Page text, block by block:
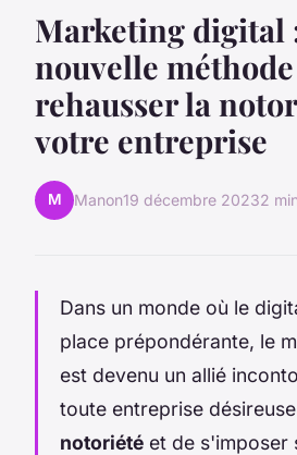
Marketing digital
nouvelle
rehausser la
votre entreprise
M Manon19 décembre 20232
Dans un monde où le
place prépondérante, le
est devenu un allié
toute entreprise
notoriété et de s'imposer